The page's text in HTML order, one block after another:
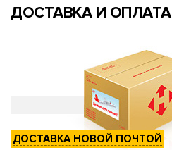
ДОСТАВКА И ОПЛАТА
ДОСТАВКА НОВОЙ ПОЧТОЙ